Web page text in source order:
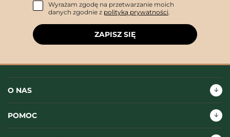
Wyrażam zgodę na przetwarzanie moich
danych zgodnie z polityką prywatności.
ZAPISZ SIĘ
O NAS
POMOC